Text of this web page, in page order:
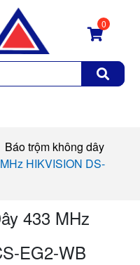
0
Báo trộm không dây
HIKVISION DS-
433 MHz
EG2-WB